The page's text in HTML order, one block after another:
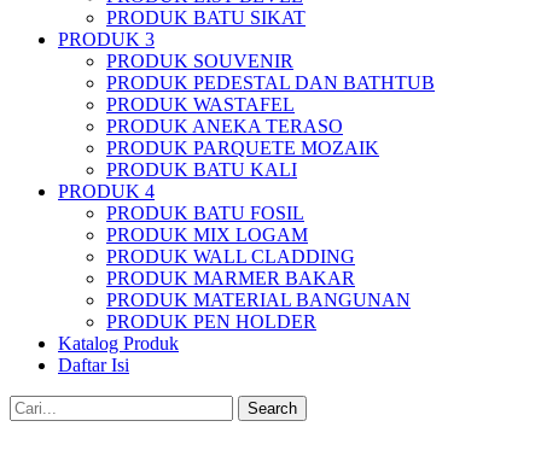
PRODUK BATU SIKAT
PRODUK 3
PRODUK SOUVENIR
PRODUK PEDESTAL DAN BATHTUB
PRODUK WASTAFEL
PRODUK ANEKA TERASO
PRODUK PARQUETE MOZAIK
PRODUK BATU KALI
PRODUK 4
PRODUK BATU FOSIL
PRODUK MIX LOGAM
PRODUK WALL CLADDING
PRODUK MARMER BAKAR
PRODUK MATERIAL BANGUNAN
PRODUK PEN HOLDER
Katalog Produk
Daftar Isi
Search